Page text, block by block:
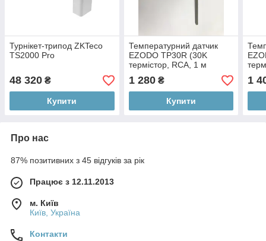
Турнікет-трипод ZKTeco
TS2000 Pro
48 320 ₴
Купити
Температурний датчик
EZODO TP30R (30K
термістор, RCA, 1 м
кабель)
1 280₴
Купити
1
Про нас
87% позитивних з 45 відгуків за рік
Працює з 12.11.2013
м. Київ
Київ, Україна
Контакти